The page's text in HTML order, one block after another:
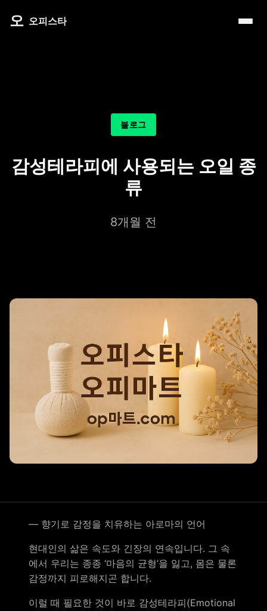
오 오피스타
따뜻한 쉼, 국내 프리미엄 온천 9선
온천의 여운을 정리하는 법 – 전국 온천 후 프리미엄 마사
분위기를 기억하는 법 – 감성 컨셉 데이트 6가지
은근한 끌림을 만드는 법 – 감각적인 무드 데이트 5가지
찜질스파
마사지
예약전 정보 5가지
블로그
감성테라피에 사용되는 오일 종
류
8개월 전
― 향기로 감정을 치유하는 아로마의 언어
현대인의 삶은 속도와 긴장의 연속입니다. 그 속
에서 우리는 종종 ‘마음의 균형’을 잃고, 몸은 물론
감정까지 피로해지곤 합니다.
이럴 때 필요한 것이 바로 감성테라피(Emotional